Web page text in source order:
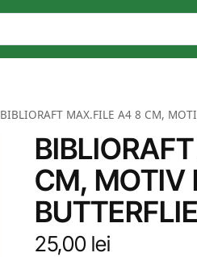
BIBLIORAFT MAX.FILE A4 8 CM,
CM, MOTIV
25,00 lei